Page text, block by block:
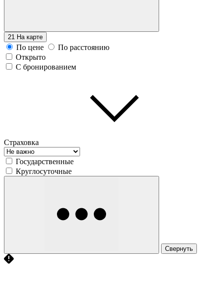
21 На карте
По цене
По расстоянию
Открыто
С бронированием
Страховка
Государственные
Круглосуточные
Свернуть